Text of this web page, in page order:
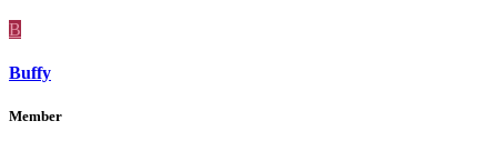
B
Buffy
Member